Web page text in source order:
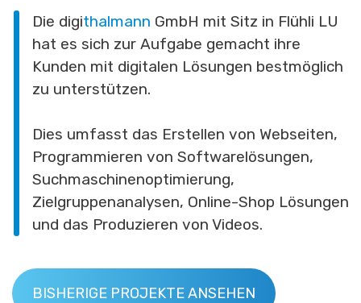
Die digithalmann GmbH mit Sitz in Flühli LU
hat es sich zur Aufgabe gemacht ihre
Kunden mit digitalen Lösungen bestmöglich
zu unterstützen.
Dies umfasst das Erstellen von Webseiten,
Programmieren von Softwarelösungen,
Suchmaschinenoptimierung,
Zielgruppenanalysen, Online-Shop Lösungen
und das Produzieren von Videos.
BISHERIGE PROJEKTE ANSEHEN